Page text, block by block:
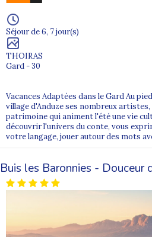
Séjour de 6, 7 jour(s)
THOIRAS
Gard - 30
Vacances Adaptées dans le Gard Au
village d'Anduze ses nombreux
patrimoine qui animent l'été une vie
découvrir l'univers du conte, vous
votre langage, jouer autour des mots
Buis les Baronnies -